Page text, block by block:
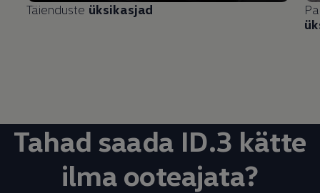
Täienduste üksikasjad
Tahad saada ID.3 kätte
ilma ooteajata?